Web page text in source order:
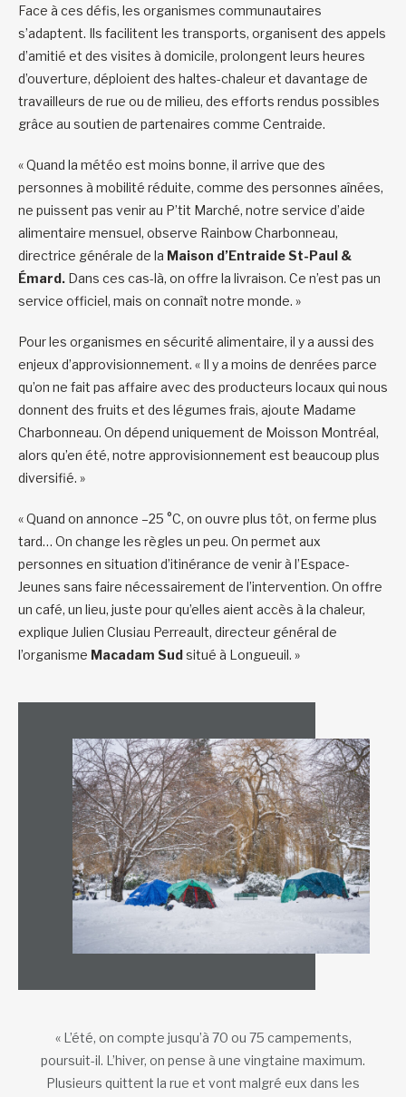
Face à ces défis, les organismes communautaires
s’adaptent. Ils facilitent les transports, organisent des appels
d’amitié et des visites à domicile, prolongent leurs heures
d’ouverture, déploient des haltes-chaleur et davantage de
travailleurs de rue ou de milieu, des efforts rendus possibles
grâce au soutien de partenaires comme Centraide.
« Quand la météo est moins bonne, il arrive que des
personnes à mobilité réduite, comme des personnes aînées,
ne puissent pas venir au P’tit Marché, notre service d’aide
alimentaire mensuel, observe Rainbow Charbonneau,
directrice générale de la Maison d’Entraide St-Paul &
Émard. Dans ces cas-là, on offre la livraison. Ce n’est pas un
service officiel, mais on connaît notre monde. »
Pour les organismes en sécurité alimentaire, il y a aussi des
enjeux d’approvisionnement. « Il y a moins de denrées parce
qu’on ne fait pas affaire avec des producteurs locaux qui nous
donnent des fruits et des légumes frais, ajoute Madame
Charbonneau. On dépend uniquement de Moisson Montréal,
alors qu’en été, notre approvisionnement est beaucoup plus
diversifié. »
« Quand on annonce –25 °C, on ouvre plus tôt, on ferme plus
tard… On change les règles un peu. On permet aux
personnes en situation d’itinérance de venir à l’Espace-
Jeunes sans faire nécessairement de l’intervention. On offre
un café, un lieu, juste pour qu’elles aient accès à la chaleur,
explique Julien Clusiau Perreault, directeur général de
l’organisme Macadam Sudsitué à Longueuil. »
« L’été, on compte jusqu’à 70 ou 75 campements,
poursuit-il. L’hiver, on pense à une vingtaine maximum.
Plusieurs quittent la rue et vont malgré eux dans les